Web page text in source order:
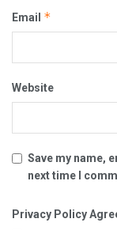
Email *
Website
Save my name,
next time I
Privacy Policy